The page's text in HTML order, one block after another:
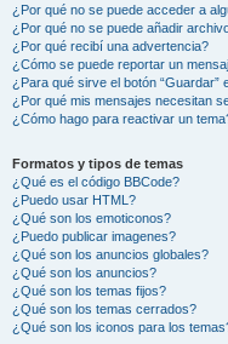
¿Por qué no se puede acceder a
¿Por qué no se puede añadir
¿Por qué recibí una advertencia?
¿Cómo se puede reportar un
¿Para qué sirve el botón “Guardar”
¿Por qué mis mensajes necesitan
¿Cómo hago para reactivar un
Formatos y tipos de temas
¿Qué es el código BBCode?
¿Puedo usar HTML?
¿Qué son los emoticonos?
¿Puedo publicar imagenes?
¿Qué son los anuncios globales?
¿Qué son los anuncios?
¿Qué son los temas fijos?
¿Qué son los temas cerrados?
¿Qué son los iconos para los